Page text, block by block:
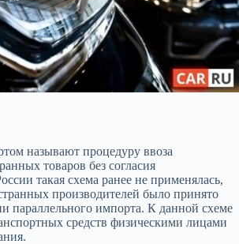
называют процедуру ввоза
товаров без согласия
такая схема ранее не применялась,
производителей было принято
параллельного импорта. К данной схеме
средств физическими лицами